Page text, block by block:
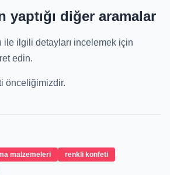
yaptığı diğer aramalar
ile ilgili detayları incelemek için
edin.
önceliğimizdir.
malzemeleri
renkli konfeti